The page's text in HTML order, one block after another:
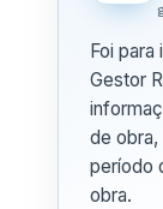
Foi
Gestor
de
período
obra.